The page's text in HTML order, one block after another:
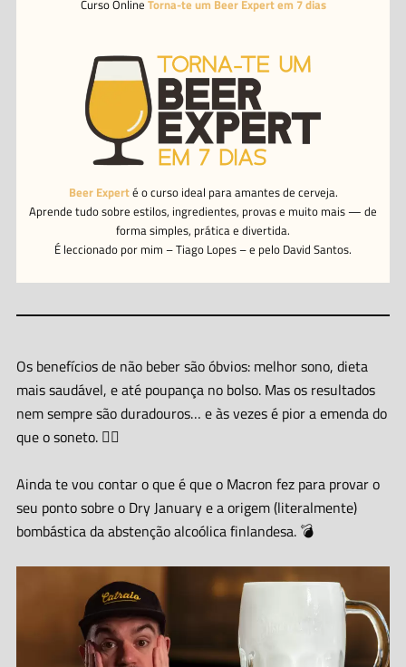
Curso Online Torna-te um Beer Expert em 7 dias
Beer Experté o curso ideal para amantes de cerveja.
Aprende tudo sobre estilos, ingredientes, provas e muito mais — de
forma simples, prática e divertida.
É leccionado por mim – Tiago Lopes – e pelo David Santos.
Os benefícios de não beber são óbvios: melhor sono, dieta
mais saudável, e até poupança no bolso. Mas os resultados
nem sempre são duradouros… e às vezes é pior a emenda do
que o soneto. 🤦‍♂️
Ainda te vou contar o que é que o Macron fez para provar o
seu ponto sobre o Dry January e a origem (literalmente)
bombástica da abstenção alcoólica finlandesa. 💣